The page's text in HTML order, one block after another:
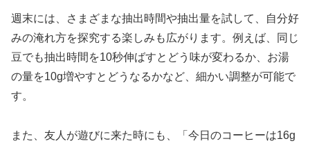
週末には、さまざまな抽出時間や抽出量を試して、自分好
みの淹れ方を探究する楽しみも広がります。例えば、同じ
豆でも抽出時間を10秒伸ばすとどう味が変わるか、お湯
の量を10g増やすとどうなるかなど、細かい調整が可能で
す。
また、友人が遊びに来た時にも、「今日のコーヒーは16g